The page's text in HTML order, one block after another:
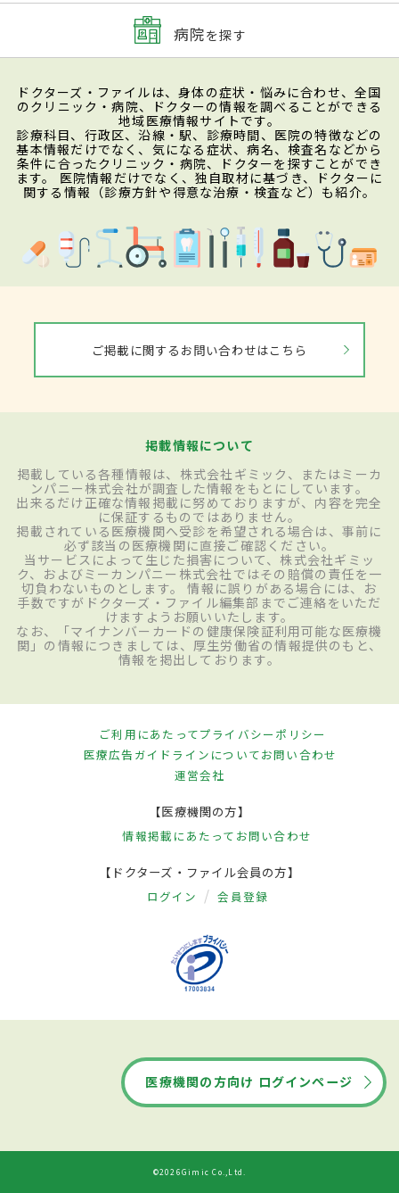
病院を探す
ドクターズ・ファイルは、身体の症状・悩みに合わせ、全国
のクリニック・病院、ドクターの情報を調べることができる
地域医療情報サイトです。
診療科目、行政区、沿線・駅、診療時間、医院の特徴などの
基本情報だけでなく、気になる症状、病名、検査名などから
条件に合ったクリニック・病院、ドクターを探すことができ
ます。 医院情報だけでなく、独自取材に基づき、ドクターに
関する情報（診療方針や得意な治療・検査など）も紹介。
ご掲載に関するお問い合わせはこちら
掲載情報について
掲載している各種情報は、株式会社ギミック、またはミーカ
ンパニー株式会社が調査した情報をもとにしています。
出来るだけ正確な情報掲載に努めておりますが、内容を完全
に保証するものではありません。
掲載されている医療機関へ受診を希望される場合は、事前に
必ず該当の医療機関に直接ご確認ください。
当サービスによって生じた損害について、株式会社ギミッ
ク、およびミーカンパニー株式会社ではその賠償の責任を一
切負わないものとします。 情報に誤りがある場合には、お
手数ですがドクターズ・ファイル編集部までご連絡をいただ
けますようお願いいたします。
なお、「マイナンバーカードの健康保険証利用可能な医療機
関」の情報につきましては、厚生労働省の情報提供のもと、
情報を掲出しております。
ご利用にあたってプライバシーポリシー
医療広告ガイドラインについてお問い合わせ
運営会社
【医療機関の方】
情報掲載にあたって お問い合わせ
【ドクターズ・ファイル会員の方】
ログイン 会員登録
医療機関の方向け ログインページ
©2026Gimic Co.,Ltd.